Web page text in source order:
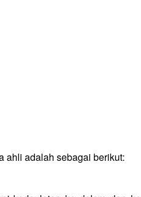
ahli adalah sebagai berikut: